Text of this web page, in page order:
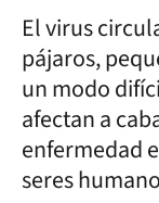
El virus
pájaros,
un modo
afectan a
enfermedad
seres